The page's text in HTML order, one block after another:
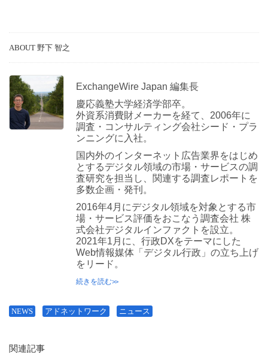
ABOUT 野下 智之
ExchangeWire Japan 編集長
慶応義塾大学経済学部卒。
外資系消費財メーカーを経て、2006年に
調査・コンサルティング会社シード・プラ
ンニングに入社。
国内外のインターネット広告業界をはじめ
とするデジタル領域の市場・サービスの調
査研究を担当し、関連する調査レポートを
多数企画・発刊。
2016年4月にデジタル領域を対象とする市
場・サービス評価をおこなう調査会社 株
式会社デジタルインファクトを設立。
2021年1月に、行政DXをテーマにした
Web情報媒体「デジタル行政」の立ち上げ
をリード。
続きを読む
NEWS アドネットワーク ニュース
関連記事